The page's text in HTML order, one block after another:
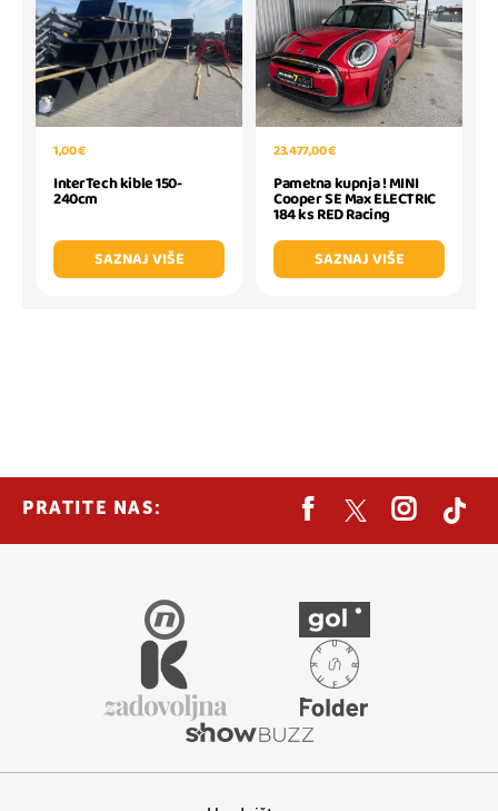
1,00 €
InterTech kible 150-
240cm
SAZNAJ VIŠE
23.477,00 €
Pametna kupnja ! MINI
Cooper SE Max ELECTRIC
184 ks RED Racing
SAZNAJ VIŠE
PRATITE NAS: